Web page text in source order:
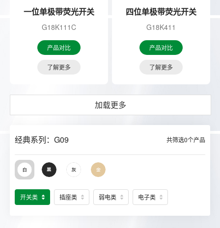
一位单极带荧光开关
G18K111C
产品对比
了解更多
四位单极带荧光开关
G18K411
产品对比
了解更多
加载更多
经典系列：G09 共筛选0个产品
开关类 插座类 弱电类 电子类